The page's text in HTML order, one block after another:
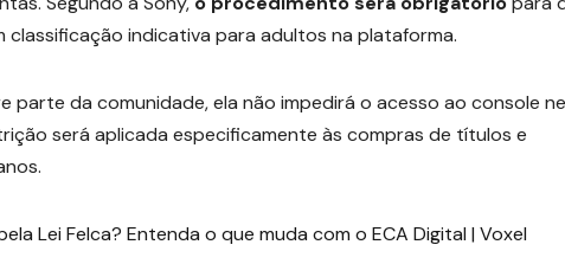
indicativa para adultos na plataforma.
parte da comunidade, ela não impedirá o acesso ao console
será aplicada especificamente às compras de títulos e
Lei Felca? Entenda o que muda com o ECA Digital | Voxel